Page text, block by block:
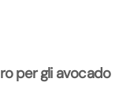
per gli avocado